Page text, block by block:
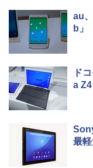
au
b」
ド
a
最